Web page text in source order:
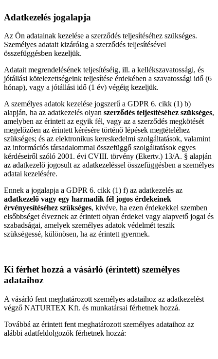
Adatkezelés jogalapja
Az Ön adatainak kezelése a szerződés teljesítéséhez szükséges.
Személyes adatait kizárólag a szerződés teljesítésével
összefüggésben kezeljük.
Adatait megrendelésének teljesítéséig, ill. a kellékszavatossági, és
jótállási kötelezettségeink teljesítése érdekében a szavatossági idő (6
hónap), vagy a jótállási idő (1 év) végéig kezeljük.
A személyes adatok kezelése jogszerű a GDPR 6. cikk (1) b)
alapján, ha az adatkezelés olyan szerződés teljesítéséhez szükséges,
amelyben az érintett az egyik fél, vagy az a szerződés megkötését
megelőzően az érintett kérésére történő lépések megtételéhez
szükséges; és az elektronikus kereskedelmi szolgáltatások, valamint
az információs társadalommal összefüggő szolgáltatások egyes
kérdéseiről szóló 2001. évi CVIII. törvény (Ekertv.) 13/A. § alapján
az adatkezelő jogosult az adatkezeléssel összefüggésben a személyes
adatai kezelésére.
Ennek a jogalapja a GDPR 6. cikk (1) f) az adatkezelés az
adatkezelő vagy egy harmadik fél jogos érdekeinek
érvényesítéséhez szükséges, kivéve, ha ezen érdekekkel szemben
elsőbbséget élveznek az érintett olyan érdekei vagy alapvető jogai és
szabadságai, amelyek személyes adatok védelmét teszik
szükségessé, különösen, ha az érintett gyermek.
Ki férhet hozzá a vásárló (érintett) személyes
adataihoz
A vásárló fent meghatározott személyes adataihoz az adatkezelést
végző NATURTEX Kft. és munkatársai férhetnek hozzá.
Továbbá az érintett fent meghatározott személyes adataihoz az
alábbi adatfeldolgozók férhetnek hozzá: